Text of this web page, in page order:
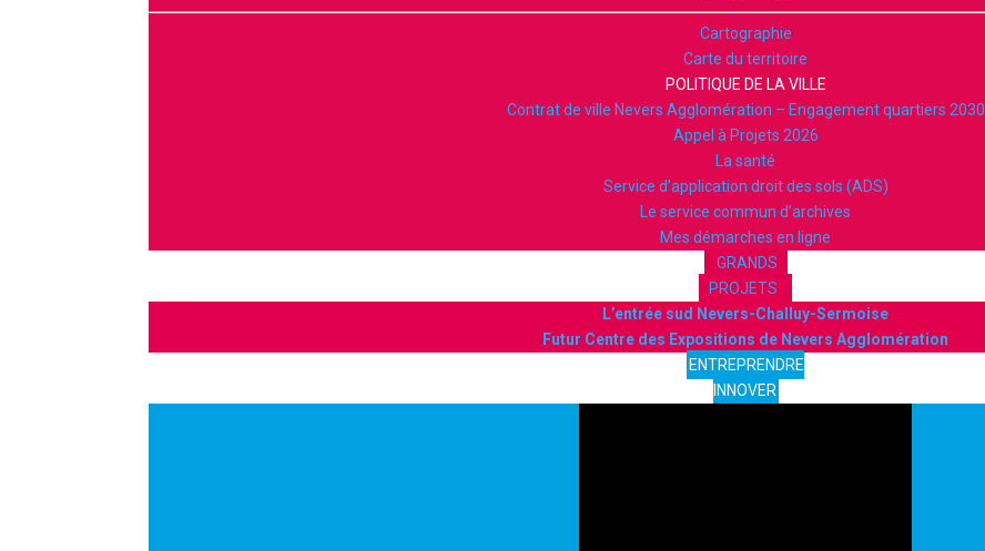
Cartographie
Carte du territoire
POLITIQUE DE LA VILLE
Contrat de ville Nevers Agglomération – Engagement quartiers 2030
Appel à Projets 2026
La santé
Service d’application droit des sols (ADS)
Le service commun d’archives
Mes démarches en ligne
GRANDS
PROJETS
L’entrée sud Nevers-Challuy-Sermoise
Futur Centre des Expositions de Nevers Agglomération
ENTREPRENDRE
INNOVER